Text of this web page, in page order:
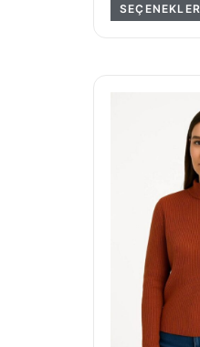
SEÇENEKLER